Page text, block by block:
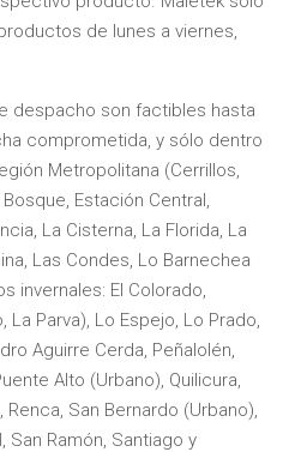
de lunes a viernes,
despacho son factibles hasta
comprometida, y sólo dentro
Metropolitana (Cerrillos,
Estación Central,
La Cisterna, La Florida, La
Las Condes, Lo Barnechea
invernales: El Colorado,
La Parva), Lo Espejo, Lo Prado,
Aguirre Cerda, Peñalolén,
Alto (Urbano), Quilicura,
Renca, San Bernardo (Urbano),
San Ramón, Santiago y